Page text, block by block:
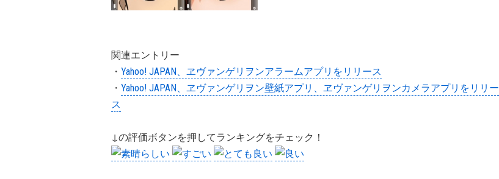
関連エントリー
・ Yahoo! JAPAN、ヱヴァンゲリヲンアラームアプリをリリース
・ Yahoo! JAPAN、ヱヴァンゲリヲン壁紙アプリ、ヱヴァンゲリヲンカメラアプリをリリー
ス
↓の評価ボタンを押してランキングをチェック！